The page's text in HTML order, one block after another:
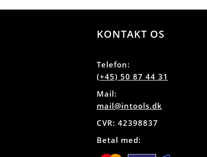
KONTAKT OS
Telefon:
(+45) 50 87 44 31
Mail:
mail@intools.dk
CVR: 42398837
Betal med: